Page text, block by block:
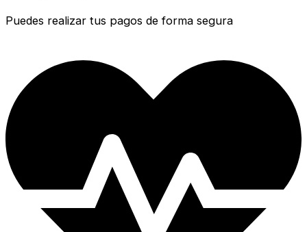
Puedes realizar tus pagos de forma segura